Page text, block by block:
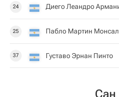
24 Диего Леандро
25 Пабло Мартин
37 Густаво Эрнан Пинто
Сан